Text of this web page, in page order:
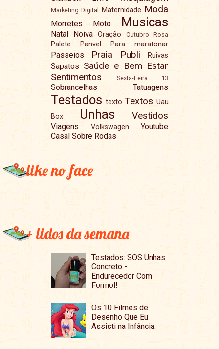
Marketing Digital Maternidade Moda
Morretes Moto Musicas
Natal Noiva Oração Outubro Rosa
Palete Panvel Para maratonar
Passeios Praia Publi Ruivas
Sapatos Saúde e Bem Estar
Sentimentos
Sexta-Feira 13
Sobrancelhas Tatuagens
Testados texto Textos Uau
Box
Unhas Vestidos
Viagens Volkswagen
Youtube
Casal Sobre Rodas
like no face
+ lidos da semana
Testados: SOS Unhas
Concreto -
Endurecedor Com
Formol!
Os 10 Filmes de
Desenho Que Eu
Assisti na Infância.